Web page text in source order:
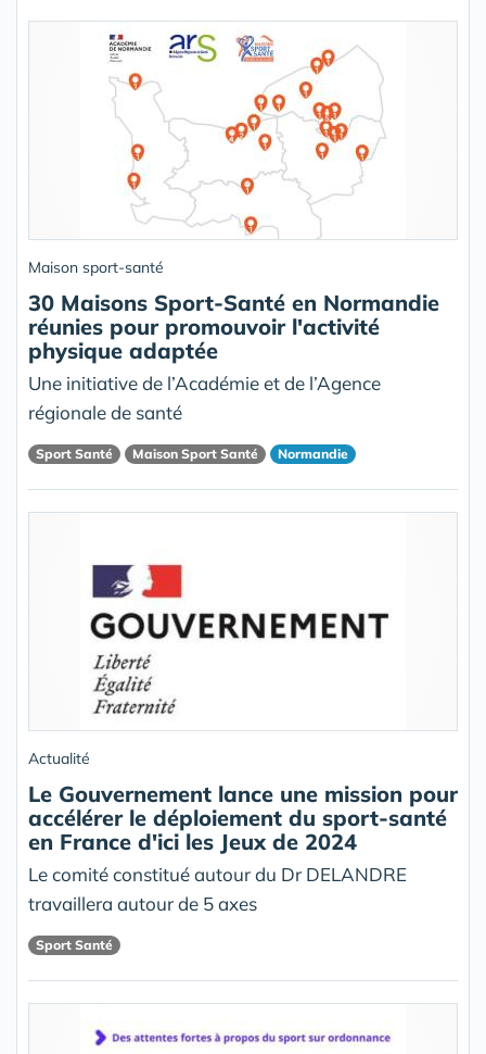
Maison sport-santé
30 Maisons Sport-Santé en Normandie
réunies pour promouvoir l'activité
physique adaptée
Une initiative de l’Académie et de l’Agence
régionale de santé
Sport Santé Maison Sport Santé Normandie
Actualité
Le Gouvernement lance une mission pour
accélérer le déploiement du sport-santé
en France d'ici les Jeux de 2024
Le comité constitué autour du Dr DELANDRE
travaillera autour de 5 axes
Sport Santé